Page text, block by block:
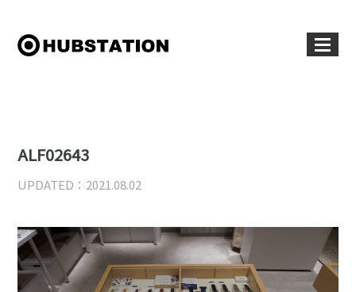
ALF02643
UPDATED：2021.08.02